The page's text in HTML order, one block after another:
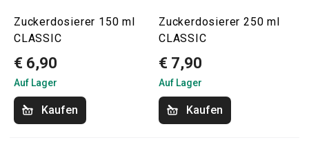
Zuckerdosierer 150 ml
CLASSIC
€ 6,90
Auf Lager
Kaufen
Zuckerdosierer 250 ml
CLASSIC
€ 7,90
Auf Lager
Kaufen